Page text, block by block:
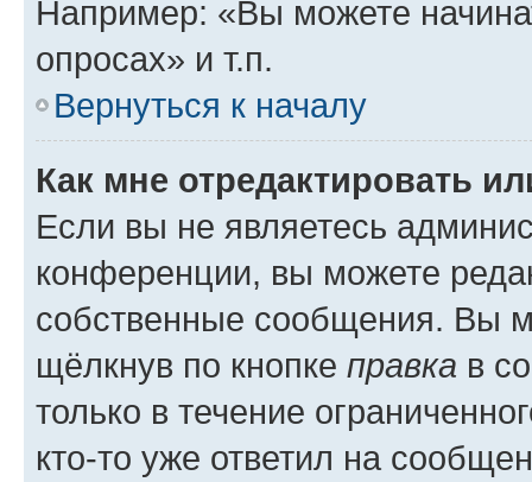
Например: «Вы можете
опросах» и т.п.
Вернуться к началу
Как мне отредактировать
Если вы не являетесь
конференции, вы можете
собственные сообщения. Вы
щёлкнув по кнопке правка в
только в течение
кто-то уже ответил на